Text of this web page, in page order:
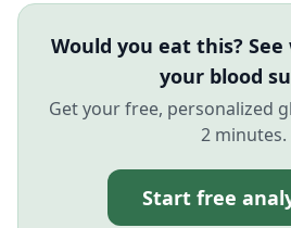
Would you eat this?
your blood
Get your free, personalized
2 minutes.
Start free